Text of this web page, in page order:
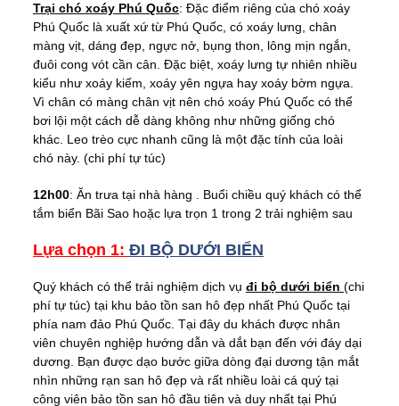
Trại chó xoáy Phú Quốc: Đặc điểm riêng của chó xoáy
Phú Quốc là xuất xứ từ Phú Quốc, có xoáy lưng, chân
màng vịt, dáng đẹp, ngực nở, bụng thon, lông mịn ngắn,
đuôi cong vót cần cân. Đặc biệt, xoáy lưng tự nhiên nhiều
kiểu như xoáy kiếm, xoáy yên ngựa hay xoáy bờm ngựa.
Vì chân có màng chân vịt nên chó xoáy Phú Quốc có thể
bơi lội một cách dễ dàng không như những giống chó
khác. Leo trèo cực nhanh cũng là một đặc tính của loài
chó này. (chi phí tự túc)
12h00: Ăn trưa tại nhà hàng . Buổi chiều quý khách có thể
tắm biển Bãi Sao hoặc lựa trọn 1 trong 2 trải nghiệm sau
Lựa chọn 1: ĐI BỘ DƯỚI BIỂN
Quý khách có thể trải nghiệm dịch vụ đi bộ dưới biển (chi
phí tự túc) tại khu bảo tồn san hô đẹp nhất Phú Quốc tại
phía nam đảo Phú Quốc. Tại đây du khách được nhân
viên chuyên nghiệp hướng dẫn và dắt bạn đến với đáy dại
dương. Bạn được dạo bước giữa dòng đại dương tận mắt
nhìn những rạn san hô đẹp và rất nhiều loài cá quý tại
công viên bảo tồn san hô đầu tiên và duy nhất tại Phú